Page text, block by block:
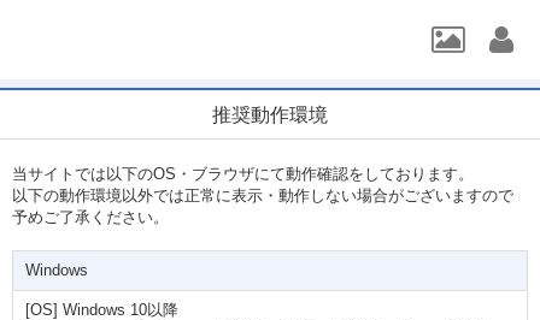
推奨動作環境
当サイトでは以下のOS・ブラウザにて動作確認をしております。
以下の動作環境以外では正常に表示・動作しない場合がございますので
予めご了承ください。
Windows
[OS] Windows 10以降